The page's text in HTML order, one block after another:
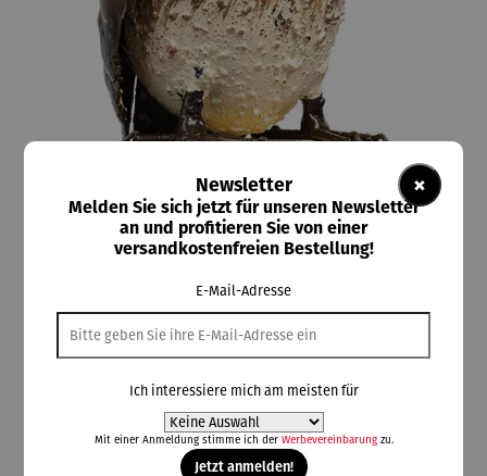
Gartenfigur Eule (ohne Sockel)
98,00 €
Preise inkl. MwSt. zzgl. Versandkosten
×
Newsletter
Melden Sie sich jetzt für unseren Newsletter
an und profitieren Sie von einer
versandkostenfreien Bestellung!
E-Mail-Adresse
Ich interessiere mich am meisten für
Mit einer Anmeldung stimme ich der Werbevereinbarungzu.
Jetzt anmelden!